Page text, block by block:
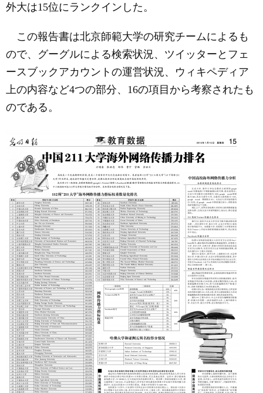
外大は15位にランクインした。
この報告書は北京師範大学の研究チームによるも
ので、グーグルによる検索状況、ツイッターとフェ
ースブックアカウントの運営状況、ウィキペディア
上の内容など4つの部分、 16の項目から考察されたも
のである。